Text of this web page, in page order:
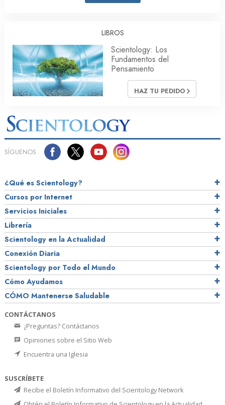
LIBROS
Scientology: Los
Fundamentos del
Pensamiento
HAZ TU PEDIDO
SÍGUENOS
¿Qué es Scientology?
Cursos por Internet
Servicios Iniciales
Librería
Scientology en la Actualidad
Conexión Diaria
Scientology por Todo el Mundo
Cómo Ayudamos
CÓMO Mantenerse Saludable
CONTÁCTANOS
¿Preguntas? Contáctanos
Opiniones sobre el Sitio Web
Encuentra una Iglesia
SUSCRÍBETE
Recibe el Boletín Informativo del Scientology Network